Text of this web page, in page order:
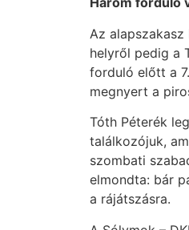
Az
helyről pedig a
forduló előtt a
megnyert a
Tóth Péterék
találkozójuk,
szombati
elmondta: bár
a rájátszásra.